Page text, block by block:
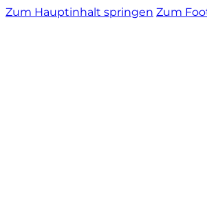
Zum Hauptinhalt springen Zum